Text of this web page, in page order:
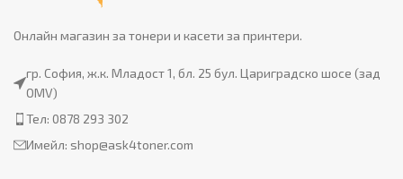
Онлайн магазин за тонери и касети за принтери.
гр. София, ж.к. Младост 1, бл. 25 бул. Цариградско шосе (зад
OMV)
Тел: 0878 293 302
Имейл: shop@ask4toner.com